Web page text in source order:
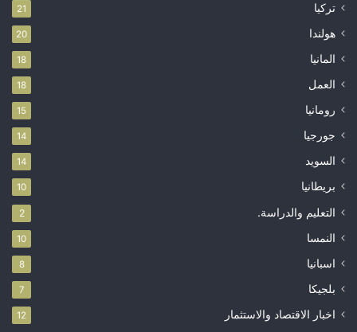
تركيا 21
هولندا 20
المانيا 18
العمل 18
رومانيا 15
جورجيا 14
السويد 14
بريطانيا 10
التعليم والدراسة. 2
النمسا 10
اسبانيا 8
بلجيكا 7
اخبار الاقتصاد والاستثمار 12